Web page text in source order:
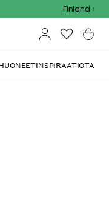
koodilla Finland
INSPIRAATIOTA